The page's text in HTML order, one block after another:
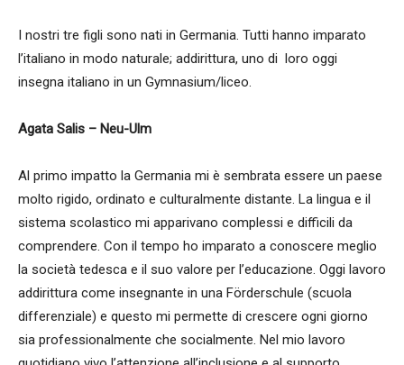
I nostri tre figli sono nati in Germania. Tutti hanno imparato
l’italiano in modo naturale; addirittura, uno di loro oggi
insegna italiano in un Gymnasium/liceo.
Agata Salis – Neu-Ulm
Al primo impatto la Germania mi è sembrata essere un paese
molto rigido, ordinato e culturalmente distante. La lingua e il
sistema scolastico mi apparivano complessi e difficili da
comprendere. Con il tempo ho imparato a conoscere meglio
la società tedesca e il suo valore per l’educazione. Oggi lavoro
addirittura come insegnante in una Förderschule (scuola
differenziale) e questo mi permette di crescere ogni giorno
sia professionalmente che socialmente. Nel mio lavoro